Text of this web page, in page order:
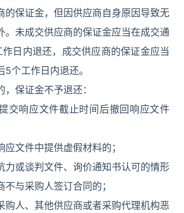
的保证金，但因供应商自身原因导致无
。未成交供应商的保证金应当在成交通
日内退还，成交供应商的保证金应当
个工作日内退还。
保证金不予退还：
交响应文件截止时间后撤回响应文件
应文件中提供虚假材料的；
力或谈判文件、询价通知书认可的情形
与采购人签订合同的；
购人、其他供应商或者采购代理机构恶